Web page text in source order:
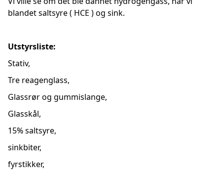
blandet saltsyre ( HCE ) og sink.
Utstyrsliste:
Stativ,
Tre reagenglass,
Glassrør og gummislange,
Glasskål,
15% saltsyre,
sinkbiter,
fyrstikker,